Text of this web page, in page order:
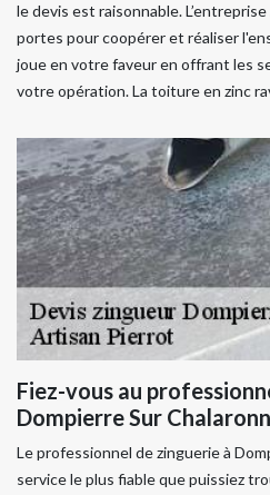
le devis est raisonnable.
portes pour coopérer et réaliser
joue en votre faveur en offrant les
votre opération. La toiture en zinc
Fiez-vous au
Dompierre Sur
Le professionnel de zinguerie à
service le plus fiable que puissiez